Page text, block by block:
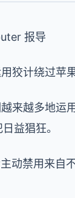
报导
狡计绕过苹
来越多地运
益猖狂。
动禁用来自